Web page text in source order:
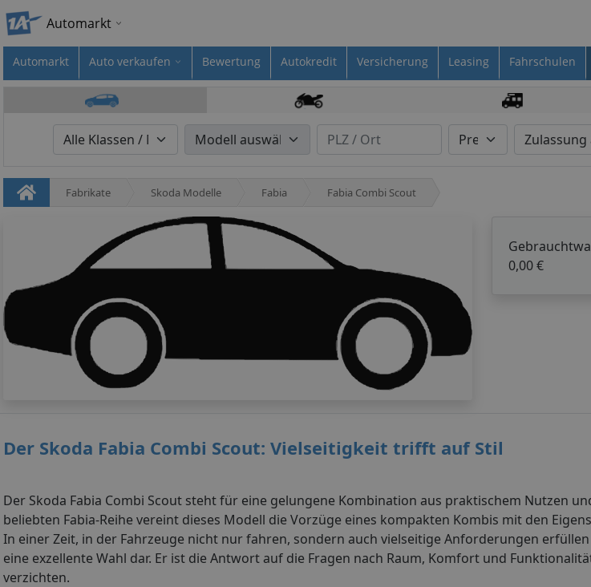
Automarkt
Automarkt Auto verkaufen Bewertung Autokredit Versicherung Leasing Fahrschulen
Fabrikate Skoda Modelle Fabia Fabia Combi Scout
0,00 €
Der Skoda Fabia Combi Scout: Vielseitigkeit trifft auf Stil
Der Skoda Fabia Combi Scout steht für eine gelungene Kombination aus praktischem Nutzen
beliebten Fabia-Reihe vereint dieses Modell die Vorzüge eines kompakten Kombis mit den
In einer Zeit, in der Fahrzeuge nicht nur fahren, sondern auch vielseitige Anforderungen
eine exzellente Wahl dar. Er ist die Antwort auf die Fragen nach Raum, Komfort und
verzichten.